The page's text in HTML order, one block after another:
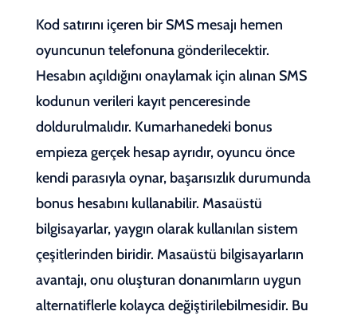
Kod satırını içeren bir SMS mesajı hemen
oyuncunun telefonuna gönderilecektir.
Hesabın açıldığını onaylamak için alınan SMS
kodunun verileri kayıt penceresinde
doldurulmalıdır. Kumarhanedeki bonus
empieza gerçek hesap ayrıdır, oyuncu önce
kendi parasıyla oynar, başarısızlık durumunda
bonus hesabını kullanabilir. Masaüstü
bilgisayarlar, yaygın olarak kullanılan sistem
çeşitlerinden biridir. Masaüstü bilgisayarların
avantajı, onu oluşturan donanımların uygun
alternatiflerle kolayca değiştirilebilmesidir. Bu